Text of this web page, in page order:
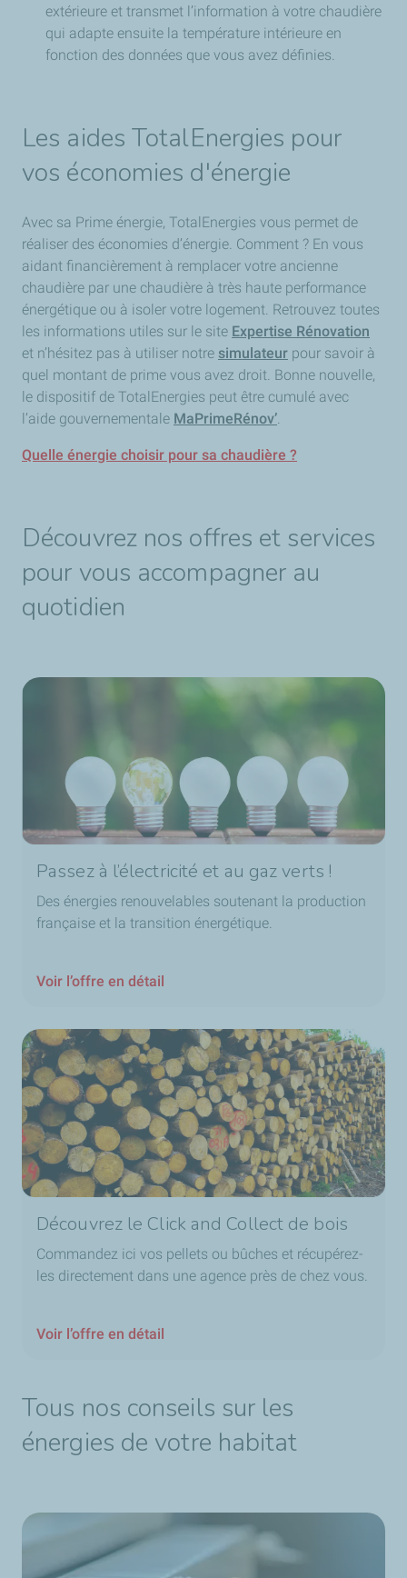
extérieure et transmet l’information à votre chaudière
qui adapte ensuite la température intérieure en
fonction des données que vous avez définies.
Les aides TotalEnergies pour
vos économies d'énergie
Avec sa Prime énergie, TotalEnergies vous permet de
réaliser des économies d’énergie. Comment ? En vous
aidant financièrement à remplacer votre ancienne
chaudière par une chaudière à très haute performance
énergétique ou à isoler votre logement. Retrouvez toutes
les informations utiles sur le site Expertise Rénovation
et n’hésitez pas à utiliser notre simulateur pour savoir à
quel montant de prime vous avez droit. Bonne nouvelle,
le dispositif de TotalEnergies peut être cumulé avec
l’aide gouvernementale MaPrimeRénov’.
Quelle énergie choisir pour sa chaudière ?
Découvrez nos offres et services
pour vous accompagner au
quotidien
Passez à l’électricité et au gaz verts !
Des énergies renouvelables soutenant la production
française et la transition énergétique.
Voir l’offre en détail
Découvrez le Click and Collect de bois
Commandez ici vos pellets ou bûches et récupérez-
les directement dans une agence près de chez vous.
Voir l’offre en détail
Tous nos conseils sur les
énergies de votre habitat